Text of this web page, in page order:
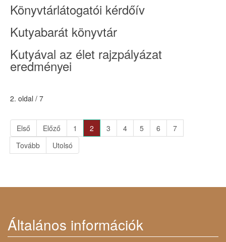
Könyvtárlátogatói kérdőív
Kutyabarát könyvtár
Kutyával az élet rajzpályázat
eredményei
2. oldal / 7
Első Előző 1 2 3 4 5 6
7
Tovább
Utolsó
Általános információk